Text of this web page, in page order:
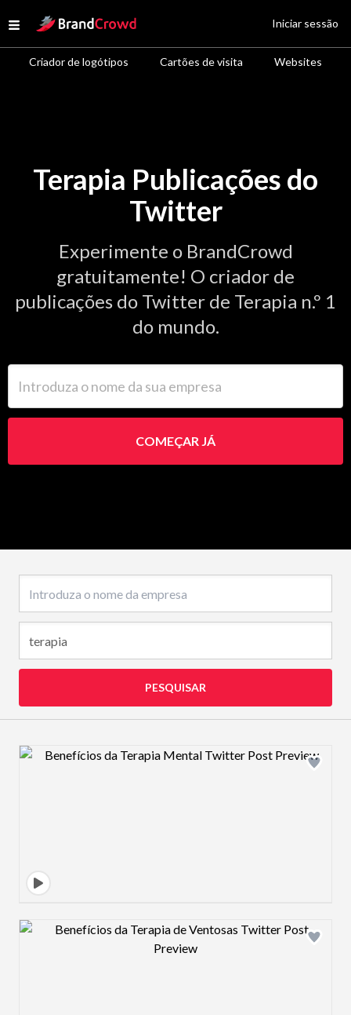
Open menu
Site Logo
Criador de logótipos Cartões de visita Websites
Iniciar sessão
Terapia Publicações do
Twitter
Experimente o BrandCrowd
gratuitamente! O criador de
publicações do Twitter de Terapia n.º 1
do mundo.
COMEÇAR JÁ
PESQUISAR
Design preview image
Design preview image